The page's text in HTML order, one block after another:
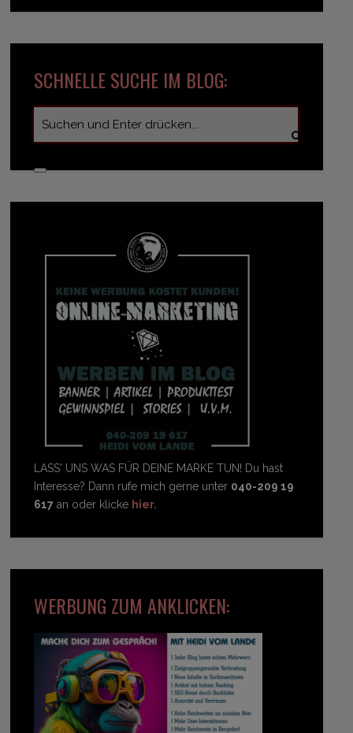
SCHNELLE SUCHE IM BLOG:
LASS' UNS WAS FÜR DEINE MARKE TUN! Du hast
Interesse? Dann rufe mich gerne unter 040-209 19
617 an oder klicke hier.
WERBUNG ZUM ANKLICKEN: